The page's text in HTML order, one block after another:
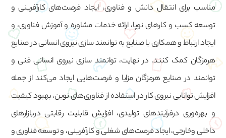
مناسب برای انتقال دانش و فناوری، ایجاد فرصت‌های کارآفرینی و
توسعه کسب و کارهای نوپا، ارائه خدمات مشاوره و آموزش فناوری، و
ایجاد ارتباط و همکاری با صنایع به توانمند سازی نیروی انسانی در صنایع
هرمزگان کمک کنند. در نهایت، توانمند سازی نیروی انسانی فنی و
توانمند در صنایع هرمزگان مزایا و فرصت‌هایی ایجاد می‌کند از جمله
افزایش توانایی نیروی کار در استفاده از فناوری‌های نوین، بهبود کیفیت
و بهره‌وری درفرآیندهای تولیدی، افزایش قابلیت رقابتی دربازارهای
داخلی وخارجی، ایجاد فرصت‌های شغلی و کارآفرینی، و توسعه فناوری و